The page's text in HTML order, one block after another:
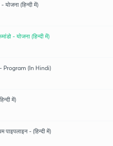
योजना (हिन्दी में)
- योजना (हिन्दी में)
Program (In Hindi)
में)
पाइपलाइन - (हिन्दी में)